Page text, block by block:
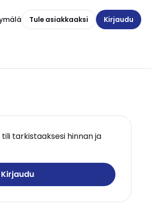
Tule asiakkaaksi Kirjaudu
tili tarkistaaksesi hinnan ja
Kirjaudu